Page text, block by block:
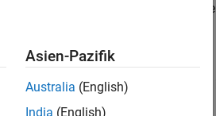
. Wenn Sie noch immer keine
unseres
Standort, um alle
Asien-Pazifik
Australia (English)
India (English)